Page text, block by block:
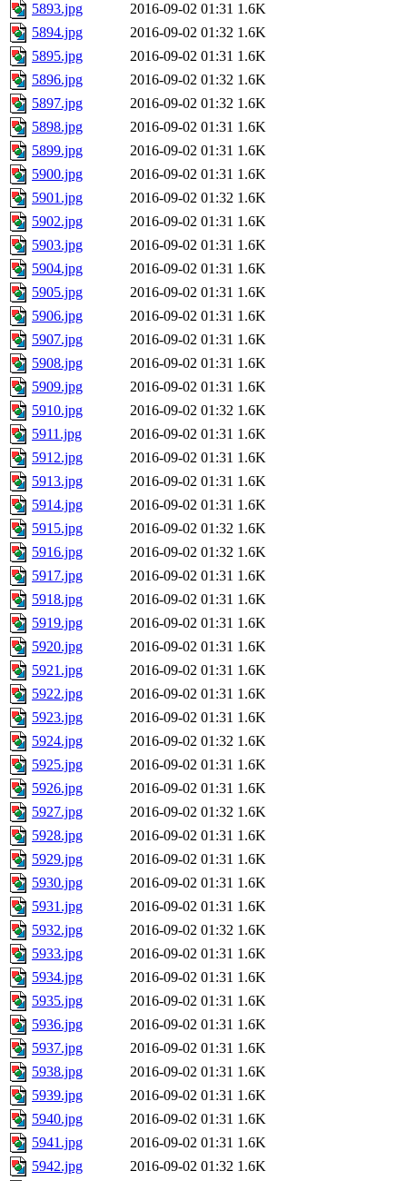
5893.jpg
2016-09-02 01:31 1.6K
5894.jpg
2016-09-02 01:32 1.6K
5895.jpg
2016-09-02 01:31 1.6K
5896.jpg
2016-09-02 01:32 1.6K
5897.jpg
2016-09-02 01:32 1.6K
5898.jpg
2016-09-02 01:31 1.6K
5899.jpg
2016-09-02 01:31 1.6K
5900.jpg
2016-09-02 01:31 1.6K
5901.jpg
2016-09-02 01:32 1.6K
5902.jpg
2016-09-02 01:31 1.6K
5903.jpg
2016-09-02 01:31 1.6K
5904.jpg
2016-09-02 01:31 1.6K
5905.jpg
2016-09-02 01:31 1.6K
5906.jpg
2016-09-02 01:31 1.6K
5907.jpg
2016-09-02 01:31 1.6K
5908.jpg
2016-09-02 01:31 1.6K
5909.jpg
2016-09-02 01:31 1.6K
5910.jpg
2016-09-02 01:32 1.6K
5911.jpg
2016-09-02 01:31 1.6K
5912.jpg
2016-09-02 01:31 1.6K
5913.jpg
2016-09-02 01:31 1.6K
5914.jpg
2016-09-02 01:31 1.6K
5915.jpg
2016-09-02 01:32 1.6K
5916.jpg
2016-09-02 01:32 1.6K
5917.jpg
2016-09-02 01:31 1.6K
5918.jpg
2016-09-02 01:31 1.6K
5919.jpg
2016-09-02 01:31 1.6K
5920.jpg
2016-09-02 01:31 1.6K
5921.jpg
2016-09-02 01:31 1.6K
5922.jpg
2016-09-02 01:31 1.6K
5923.jpg
2016-09-02 01:31 1.6K
5924.jpg
2016-09-02 01:32 1.6K
5925.jpg
2016-09-02 01:31 1.6K
5926.jpg
2016-09-02 01:31 1.6K
5927.jpg
2016-09-02 01:32 1.6K
5928.jpg
2016-09-02 01:31 1.6K
5929.jpg
2016-09-02 01:31 1.6K
5930.jpg
2016-09-02 01:31 1.6K
5931.jpg
2016-09-02 01:31 1.6K
5932.jpg
2016-09-02 01:32 1.6K
5933.jpg
2016-09-02 01:31 1.6K
5934.jpg
2016-09-02 01:31 1.6K
5935.jpg
2016-09-02 01:31 1.6K
5936.jpg
2016-09-02 01:31 1.6K
5937.jpg
2016-09-02 01:31 1.6K
5938.jpg
2016-09-02 01:31 1.6K
5939.jpg
2016-09-02 01:31 1.6K
5940.jpg
2016-09-02 01:31 1.6K
5941.jpg
2016-09-02 01:31 1.6K
5942.jpg
2016-09-02 01:32 1.6K